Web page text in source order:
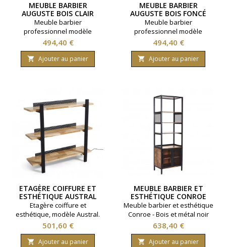
MEUBLE BARBIER
AUGUSTE BOIS CLAIR
Meuble barbier
professionnel modèle
Auguste. Idéal pour salon
barbier. Multiples
rangements disponibles.
Coloris bois clair.
Prix
494,40 €
 Ajouter au panier
MEUBLE BARBIER
AUGUSTE BOIS FONCÉ
Meuble barbier
professionnel modèle
Auguste. Idéal pour salon
barbier. Multiples
rangements disponibles.
Coloris bois foncé.
Prix
494,40 €
 Ajouter au panier
ETAGÈRE COIFFURE ET
ESTHÉTIQUE AUSTRAL
Etagère coiffure et
esthétique, modèle Austral.
Design épuré et stylisé.
Plateau en bois de chêne
massif. Eclairage à LED
Prix
501,60 €
 Ajouter au panier
MEUBLE BARBIER ET
ESTHÉTIQUE CONROE
Meuble barbier et esthétique
Conroe - Bois et métal noir
mat
Prix
638,40 €
 Ajouter au panier